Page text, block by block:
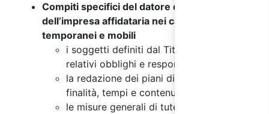
Compiti specifici del datore di lavoro
dell’impresa affidataria nei cantieri
temporanei e mobili
i soggetti definiti dal Titolo IV capo I, e
relativi obblighi e responsabilità
la redazione dei piani di sicurezza:
finalità, tempi e contenuti
le misure generali di tutela secondo